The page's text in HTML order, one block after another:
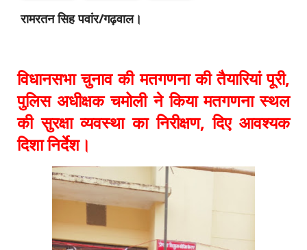
रामरतन सिह पवांर/गढ़वाल।
विधानसभा चुनाव की मतगणना की तैयारियां पूरी,
पुलिस अधीक्षक चमोली ने किया मतगणना स्थल
की सुरक्षा व्यवस्था का निरीक्षण, दिए आवश्यक
दिशा निर्देश।